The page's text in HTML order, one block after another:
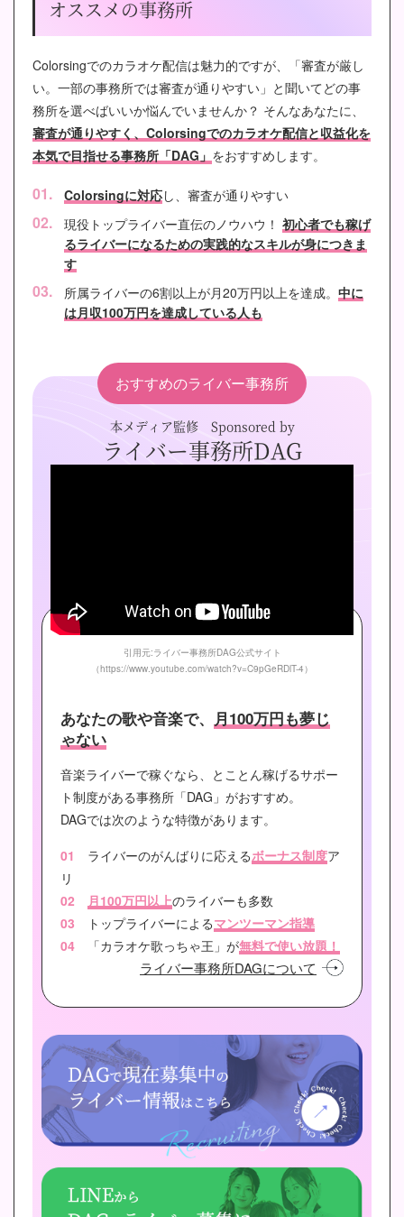
オススメの事務所
Colorsingでのカラオケ配信は魅力的ですが、「審査が厳し
い。一部の事務所では審査が通りやすい」と聞いてどの事
務所を選べばいいか悩んでいませんか？ そんなあなたに、
審査が通りやすく、Colorsingでのカラオケ配信と収益化を
本気で目指せる事務所「DAG」 をおすすめします。
Colorsingに対応し、審査が通りやすい
現役トップライバー直伝のノウハウ！ 初心者でも稼げ
るライバーになるための実践的なスキルが身につきま
す
所属ライバーの6割以上が月20万円以上を達成。 中に
は月収100万円を達成している人も
おすすめのライバー事務所
本メディア監修 Sponsored by
ライバー事務所DAG
引用元:ライバー事務所DAG公式サイト
（https://www.youtube.com/watch?v=C9pGeRDlT-4）
あなたの歌や音楽で、 月100万円も夢じ
ゃない
音楽ライバーで稼ぐなら、とことん稼げるサポー
ト制度がある事務所「DAG」がおすすめ。
DAGでは次のような特徴があります。
01 ライバーのがんばりに応えるボーナス制度ア
リ
02
月100万円以上のライバーも多数
03 トップライバーによるマンツーマン指導
04 「カラオケ歌っちゃ王」が無料で使い放題！
ライバー事務所DAGについて